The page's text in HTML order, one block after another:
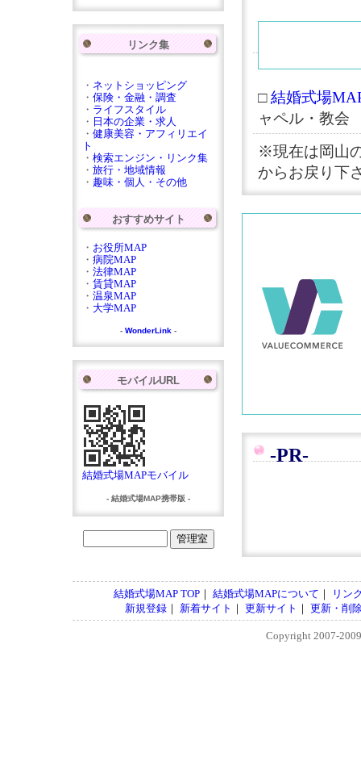
□結婚式場
ャペル・教会
※現在は岡山
からお戻り下
-PR-
リンク集
・ ネットショッピング
・ 保険・金融・調査
・ ライフスタイル
・ 日本の企業・求人
・ 健康美容・アフィリエイ
ト
・ 検索エンジン・リンク集
・ 旅行・地域情報
・ 趣味・個人・その他
おすすめサイト
・ お役所MAP
・ 病院MAP
・ 法律MAP
・ 賃貸MAP
・ 温泉MAP
・ 大学MAP
- WonderLink -
モバイルURL
結婚式場MAPモバイル
- 結婚式場MAP携帯版 -
結婚式場MAP TOP｜ 結婚式場MAPについて ｜
リン
新規登録｜ 新着サイト ｜ 更新サイト ｜ 更新・削
Copyright 2007-